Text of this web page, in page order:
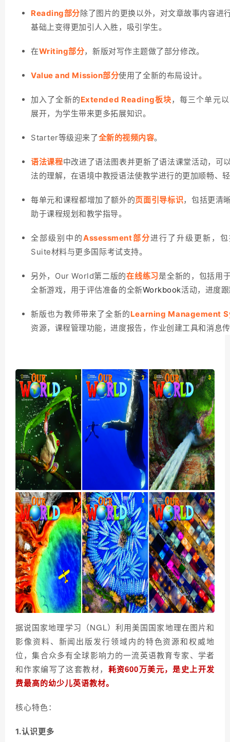
Reading部分除了图片的更换以外，对文章故事内容进
基础上变得更加引人入胜，吸引学生。
在Writing部分，新版对写作主题做了部分修改。
Value and Mission部分使用了全新的布局设计。
加入了全新的Extended Reading板块，每三个单元
展开，为学生带来更多拓展知识。
Starter等级迎来了全新的视频内容。
语法课程中改进了语法图表并更新了语法课堂活动，可
法的理解，在语境中教授语法使教学进行的更加顺畅、
每单元和课程都增加了额外的页面引导标识，包括更清
助于课程规划和教学指导。
全部级别中的Assessment部分进行了升级更新，
Suite材料与更多国际考试支持。
另外，Our World第二版的在线练习是全新的，包括用
全新游戏，用于评估准备的全新Workbook活动，进度
新版也为教师带来了全新的Learning Management
资源，课程管理功能，进度报告，作业创建工具和消息
据说国家地理学习（NGL）利用美国国家地理在图片和
影像资料、新闻出版发行领域内的特色资源和权威地
位，集合众多有全球影响力的一流英语教育专家、学者
和作家编写了这套教材， 耗资600万美元，是史上开发
费最高的幼少儿英语教材。
核心特色：
1.认识更多